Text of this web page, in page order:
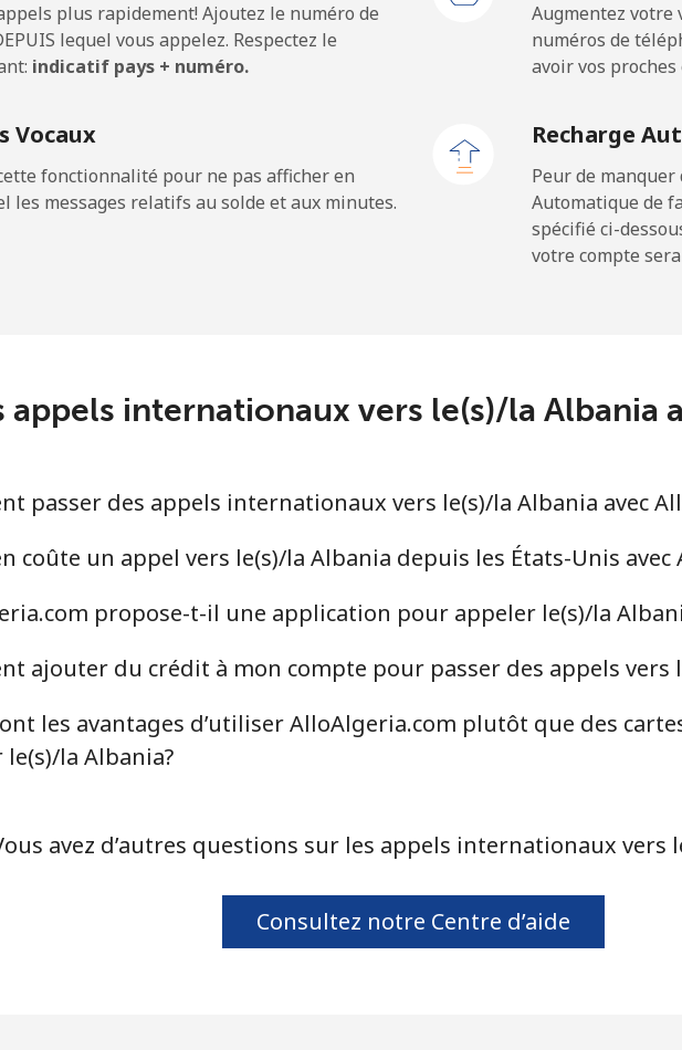
⁦19.5¢⁩ 25 min pour ⁦$5⁩
⁦9.9¢⁩ 50 min pour ⁦$5⁩
16 min pour ⁦$5⁩
⁦33.5¢⁩ 14 min pour ⁦$5⁩
⁦34.9¢⁩ 14 min pour ⁦$5⁩
And Barbuda
⁦33.9¢⁩ 14 min pour ⁦$5⁩
294 min pour ⁦$5⁩
plus rapidement! Ajoutez le numéro de
lequel vous appelez. Respectez le
indicatif pays + numéro.
Augmentez votre
numéros de
avoir vos
Vocaux
fonctionnalité pour ne pas afficher en
les messages relatifs au solde et aux minutes.
Recharge
Peur de manquer
Automatique de
spécifié ci-
votre compte
appels internationaux vers le(s)/la Albania
passer des appels internationaux vers le(s)/la Albania avec
coûte un appel vers le(s)/la Albania depuis les États-Unis avec
propose-t-il une application pour appeler le(s)/la
ajouter du crédit à mon compte pour passer des appels vers
les avantages d’utiliser AlloAlgeria.com plutôt que des
la Albania?
avez d’autres questions sur les appels internationaux vers
Consultez notre Centre d’aide